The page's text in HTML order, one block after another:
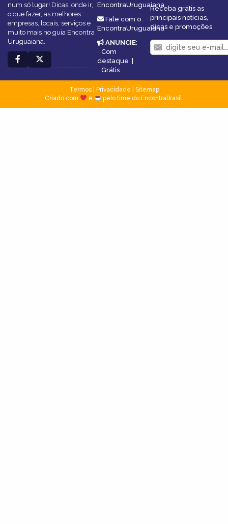
num só lugar! Dicas, onde ir,
o que fazer, as melhores
empresas, locais, serviços e
muito mais no guia Encontra
Uruguaiana.
EncontraUruguaiana
Fale com o
EncontraUruguaiana
ANUNCIE:
Com
destaque |
Grátis
Receba grátis as
principais notícias,
dicas e promoções
Termos| Privacidade
Sitemap
Criado com
e pelo time do EncontraBrasil